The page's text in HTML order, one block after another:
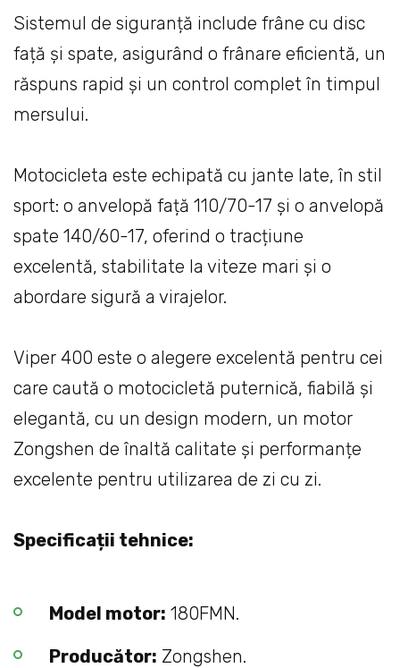
Sistemul de siguranță include frâne cu disc
față și spate, asigurând o frânare eficientă, un
răspuns rapid și un control complet în timpul
mersului.
Motocicleta este echipată cu jante late, în stil
sport: o anvelopă față 110/70-17 și o anvelopă
spate 140/60-17, oferind o tracțiune
excelentă, stabilitate la viteze mari și o
abordare sigură a virajelor.
Viper 400 este o alegere excelentă pentru cei
care caută o motocicletă puternică, fiabilă și
elegantă, cu un design modern, un motor
Zongshen de înaltă calitate și performanțe
excelente pentru utilizarea de zi cu zi.
Specificații tehnice:
Model motor: 180FMN.
Producător: Zongshen.